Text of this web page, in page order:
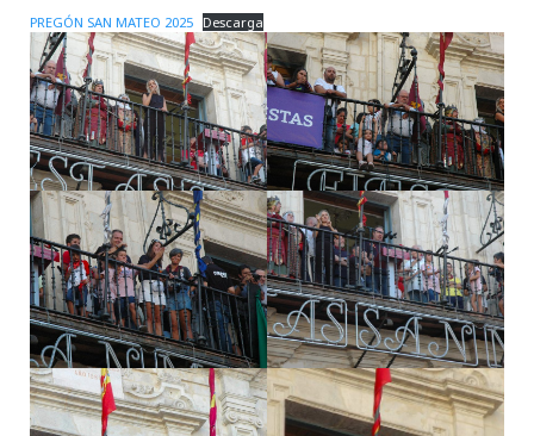
PREGÓN SAN MATEO 2025 Descarga